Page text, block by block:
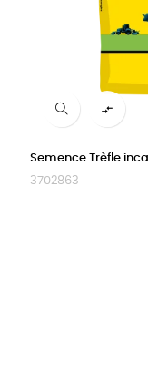

Semence Trèfle
3702863